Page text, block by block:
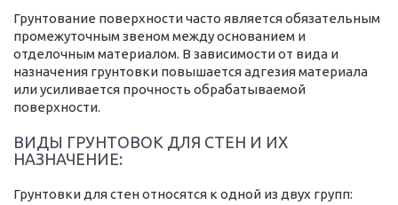
Грунтование поверхности часто является обязательным
промежуточным звеном между основанием и
отделочным материалом. В зависимости от вида и
назначения грунтовки повышается адгезия материала
или усиливается прочность обрабатываемой
поверхности.
ВИДЫ ГРУНТОВОК ДЛЯ СТЕН И ИХ
НАЗНАЧЕНИЕ:
Грунтовки для стен относятся к одной из двух групп: